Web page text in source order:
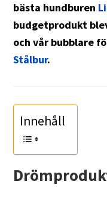
bästa hundburen
budgetprodukt
och vår bubblare
Stålbur.
Innehåll